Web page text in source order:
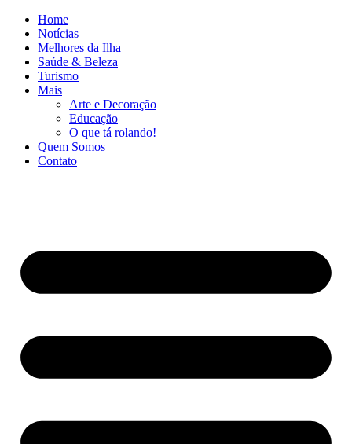
para
conteúdo
Home
Notícias
Melhores da Ilha
Saúde & Beleza
Turismo
Mais
Arte e Decoração
Educação
O que tá rolando!
Quem Somos
Contato